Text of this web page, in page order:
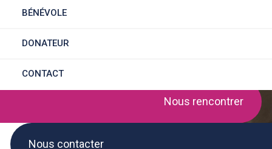
BÉNÉVOLE
DONATEUR
CONTACT
Nous rencontrer
Nous contacter